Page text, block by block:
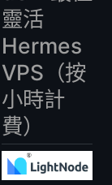
靈活
Hermes
VPS（按
小時計
費）